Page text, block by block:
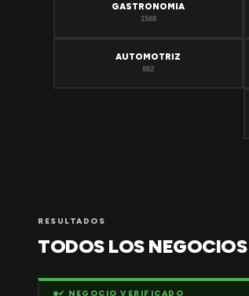
GASTRONOMIA
1508
AUTOMOTRIZ
882
RESULTADOS
TODOS LOS
✔ NEGOCIO VERIFICADO